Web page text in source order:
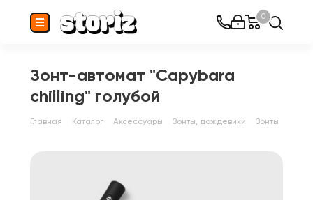
0
Зонт-автомат "Capybara
chilling" голубой
Главная Каталог Аксессуары Зонты, дождевики Зонты